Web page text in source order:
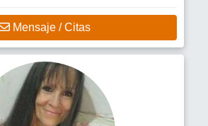
Mensaje / Citas